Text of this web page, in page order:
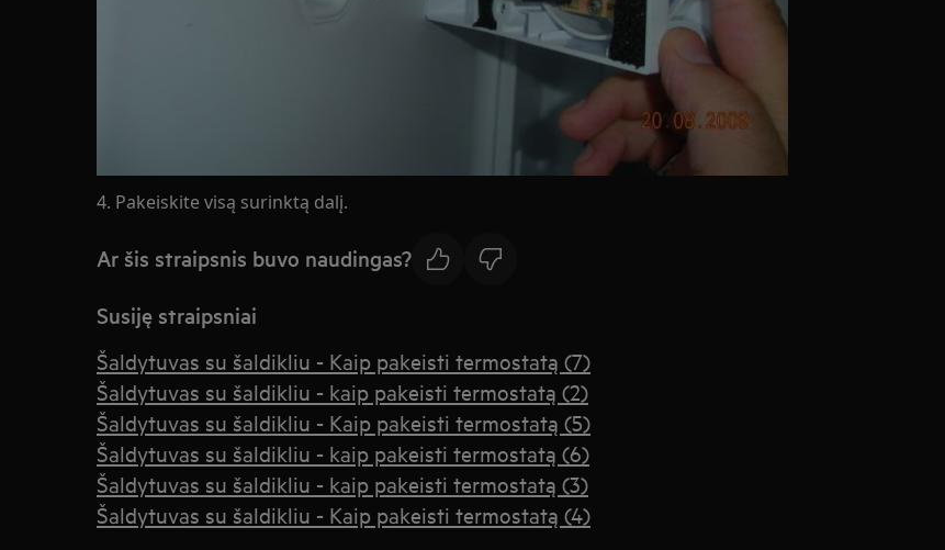
4. Pakeiskite visą surinktą dalį.
Ar šis straipsnis buvo naudingas?
Susiję straipsniai
Šaldytuvas su šaldikliu - Kaip pakeisti termostatą (7)
Šaldytuvas su šaldikliu - kaip pakeisti termostatą (2)
Šaldytuvas su šaldikliu - Kaip pakeisti termostatą (5)
Šaldytuvas su šaldikliu - kaip pakeisti termostatą (6)
Šaldytuvas su šaldikliu - kaip pakeisti termostatą (3)
Šaldytuvas su šaldikliu - Kaip pakeisti termostatą (4)